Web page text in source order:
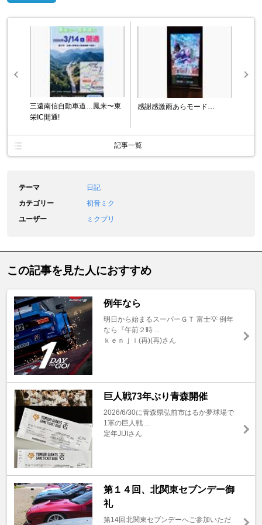
三遠南信自動車道…鳳来〜東
栄IC開通!
感謝感激雨あらモード…
記事一覧
テーマ
日記
カテゴリー
初音ミク
ユーザー
ミクプリ
この記事を見た人におすすめ
例年なら
明日から始まるスーパーＧＴ 富士💡 例年
なら『午前２時 ...
ｋｅｎｊｉ(再)(再)さん
巨人戦73年ぶり青森開催
2026/6/30に青森県弘前市はるか夢球場で
1軍の巨人戦 ...
定年JIJIさん
第１４回、北関東セブンデー御
礼
第14回北関東セブンデーへご参加いただ